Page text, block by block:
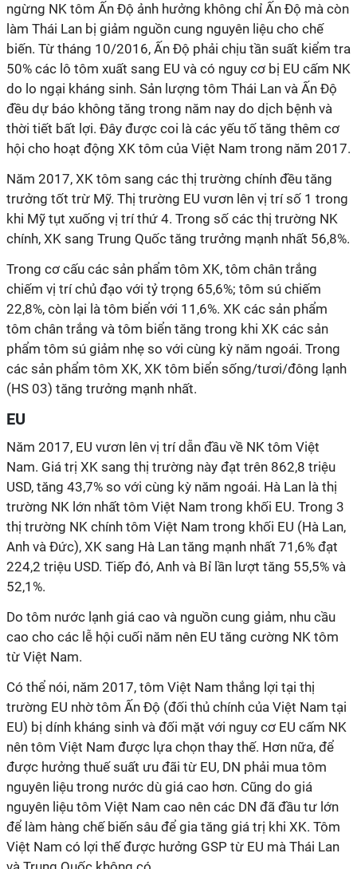
ngừng NK tôm Ấn Độ ảnh hưởng không chỉ Ấn Độ mà còn
làm Thái Lan bị giảm nguồn cung nguyên liệu cho chế
biến. Từ tháng 10/2016, Ấn Độ phải chịu tần suất kiểm tra
50% các lô tôm xuất sang EU và có nguy cơ bị EU cấm NK
do lo ngại kháng sinh. Sản lượng tôm Thái Lan và Ấn Độ
đều dự báo không tăng trong năm nay do dịch bệnh và
thời tiết bất lợi. Đây được coi là các yếu tố tăng thêm cơ
hội cho hoạt động XK tôm của Việt Nam trong năm 2017.
Năm 2017, XK tôm sang các thị trường chính đều tăng
trưởng tốt trừ Mỹ. Thị trường EU vươn lên vị trí số 1 trong
khi Mỹ tụt xuống vị trí thứ 4. Trong số các thị trường NK
chính, XK sang Trung Quốc tăng trưởng mạnh nhất 56,8%.
Trong cơ cấu các sản phẩm tôm XK, tôm chân trắng
chiếm vị trí chủ đạo với tỷ trọng 65,6%; tôm sú chiếm
22,8%, còn lại là tôm biển với 11,6%. XK các sản phẩm
tôm chân trắng và tôm biển tăng trong khi XK các sản
phẩm tôm sú giảm nhẹ so với cùng kỳ năm ngoái. Trong
các sản phẩm tôm XK, XK tôm biển sống/tươi/đông lạnh
(HS 03) tăng trưởng mạnh nhất.
EU
Năm 2017, EU vươn lên vị trí dẫn đầu về NK tôm Việt
Nam. Giá trị XK sang thị trường này đạt trên 862,8 triệu
USD, tăng 43,7% so với cùng kỳ năm ngoái. Hà Lan là thị
trường NK lớn nhất tôm Việt Nam trong khối EU. Trong 3
thị trường NK chính tôm Việt Nam trong khối EU (Hà Lan,
Anh và Đức), XK sang Hà Lan tăng mạnh nhất 71,6% đạt
224,2 triệu USD. Tiếp đó, Anh và Bỉ lần lượt tăng 55,5% và
52,1%.
Do tôm nước lạnh giá cao và nguồn cung giảm, nhu cầu
cao cho các lễ hội cuối năm nên EU tăng cường NK tôm
từ Việt Nam.
Có thể nói, năm 2017, tôm Việt Nam thắng lợi tại thị
trường EU nhờ tôm Ấn Độ (đối thủ chính của Việt Nam tại
EU) bị dính kháng sinh và đối mặt với nguy cơ EU cấm NK
nên tôm Việt Nam được lựa chọn thay thế. Hơn nữa, để
được hưởng thuế suất ưu đãi từ EU, DN phải mua tôm
nguyên liệu trong nước dù giá cao hơn. Cũng do giá
nguyên liệu tôm Việt Nam cao nên các DN đã đầu tư lớn
để làm hàng chế biến sâu để gia tăng giá trị khi XK. Tôm
Việt Nam có lợi thế được hưởng GSP từ EU mà Thái Lan